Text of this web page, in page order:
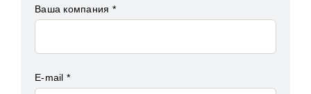
Ваша компания *
E-mail *